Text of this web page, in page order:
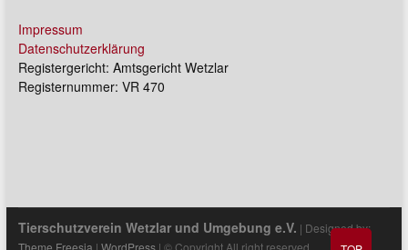
Impressum
Datenschutzerklärung
Registergericht: Amtsgericht Wetzlar
Registernummer: VR 470
Tierschutzverein Wetzlar und Umgebung e.V. | Designed by:
Theme Freesia | WordPress| © Copyright All right reserved